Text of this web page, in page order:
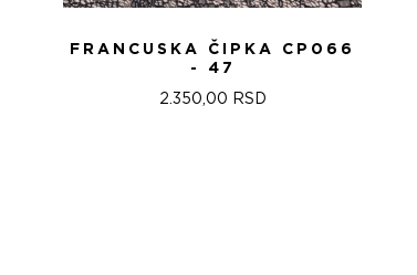
FRANCUSKA ČIPKA CP066
- 47
2.350,00 RSD